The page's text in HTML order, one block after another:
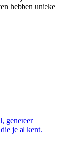
hebben unieke
genereer
je al kent.